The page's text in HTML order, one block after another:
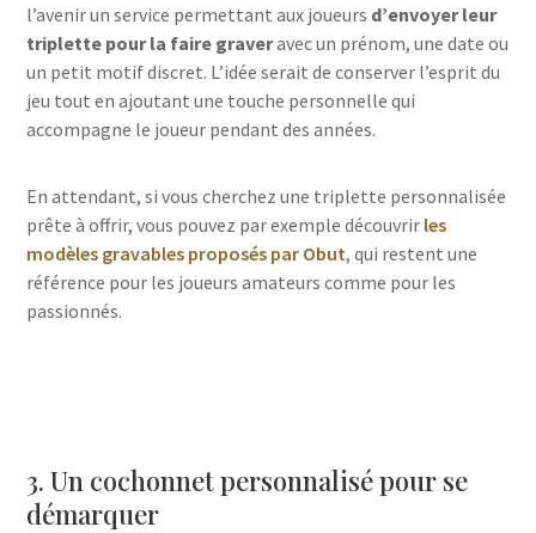
l’avenir un service permettant aux joueurs d’envoyer leur
triplette pour la faire graveravec un prénom, une date ou
un petit motif discret. L’idée serait de conserver l’esprit du
jeu tout en ajoutant une touche personnelle qui
accompagne le joueur pendant des années.
En attendant, si vous cherchez une triplette personnalisée
prête à offrir, vous pouvez par exemple découvrir les
modèles gravables proposés par Obut, qui restent une
référence pour les joueurs amateurs comme pour les
passionnés.
3. Un cochonnet personnalisé pour se
démarquer